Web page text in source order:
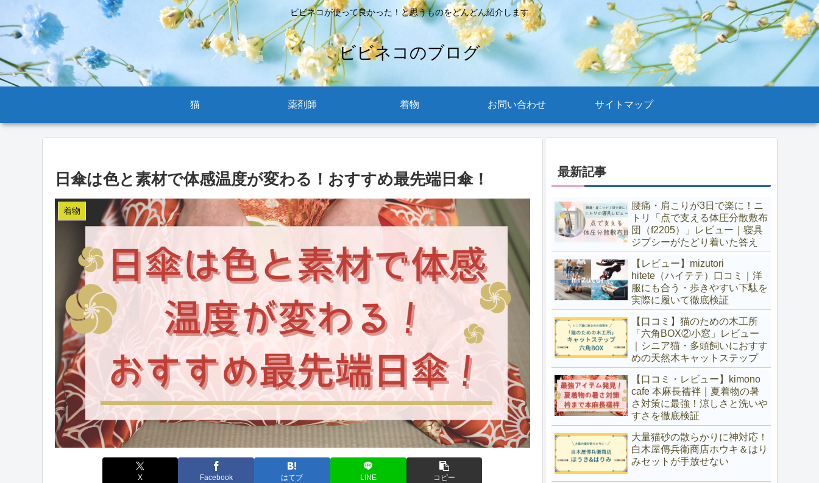
ビビネコが使って良かった！と思うものをどんどん紹介します
ビビネコのブログ
猫 薬剤師 着物 お問い合わせ サイトマップ
日傘は色と素材で体感温度が変わる！おすすめ最先端日傘！
着物
X Facebook はてブ LINE コピー
最新記事
腰痛・肩こりが3日で楽に！ニ
トリ「点で支える体圧分散敷布
団（f2205）」レビュー｜寝具
ジプシーがたどり着いた答え
【レビュー】mizutori
hitete（ハイテテ）口コミ｜洋
服にも合う・歩きやすい下駄を
実際に履いて徹底検証
【口コミ】猫のための木工所
「六角BOX②小窓」レビュー
｜シニア猫・多頭飼いにおすす
めの天然木キャットステップ
【口コミ・レビュー】kimono
cafe 本麻長襦袢｜夏着物の暑
さ対策に最強！涼しさと洗いや
すさを徹底検証
大量猫砂の散らかりに神対応！
白木屋傳兵衛商店ホウキ＆はり
みセットが手放せない